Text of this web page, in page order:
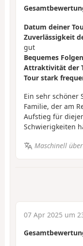
Datum deiner
Zuverlässigkeit
gut
Bequemes
Attraktivität der
Tour stark
Ein sehr schöner
Familie, der am
Aufstieg für
Schwierigkeiten
Maschinell
07 Apr 2025 um